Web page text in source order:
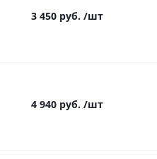
3 450 руб. /шт
4 940 руб. /шт